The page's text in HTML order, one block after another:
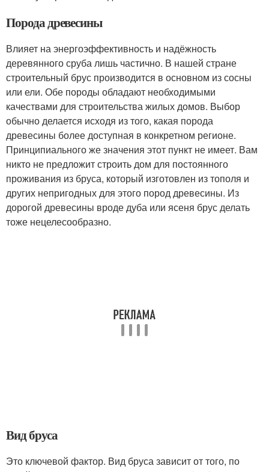
Порода древесины
Влияет на энергоэффективность и надёжность
деревянного сруба лишь частично. В нашей стране
строительный брус производится в основном из сосны
или ели. Обе породы обладают необходимыми
качествами для строительства жилых домов. Выбор
обычно делается исходя из того, какая порода
древесины более доступная в конкретном регионе.
Принципиального же значения этот пункт не имеет. Вам
никто не предложит строить дом для постоянного
проживания из бруса, который изготовлен из тополя и
других непригодных для этого пород древесины. Из
дорогой древесины вроде дуба или ясеня брус делать
тоже нецелесообразно.
Вид бруса
Это ключевой фактор. Вид бруса зависит от того, по